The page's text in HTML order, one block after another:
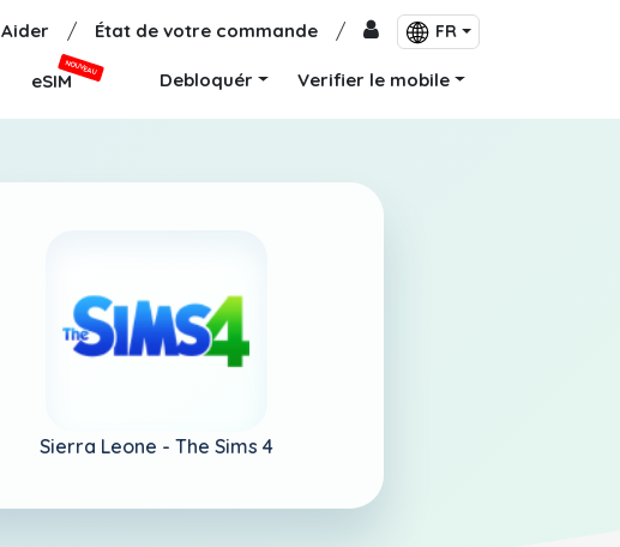
Aider / État de votre commande / FR
eSIM
NOUVEAU
Debloquér Verifier le mobile
Sierra Leone - The Sims 4